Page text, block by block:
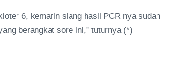
6, kemarin siang hasil PCR nya sudah
berangkat sore ini," tuturnya (*)